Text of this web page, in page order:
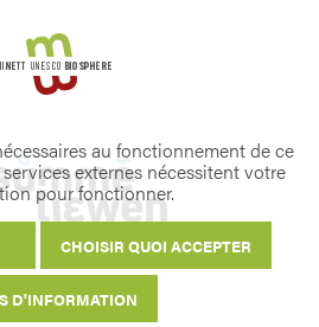
au fonctionnement de ce
externes nécessitent votre
pour fonctionner.
CHOISIR QUOI ACCEPTER
D'INFORMATION